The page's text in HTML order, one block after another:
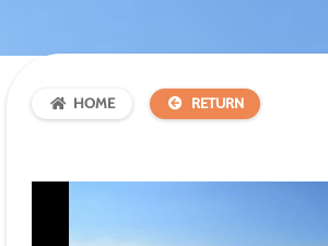
HOME RETURN